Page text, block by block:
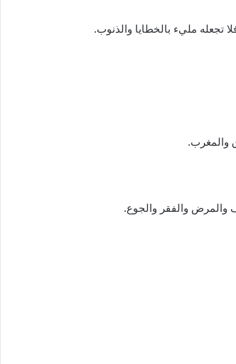
تجعله مليء بالخطايا والذنوب.
والمغرب.
والفقر والجوع.